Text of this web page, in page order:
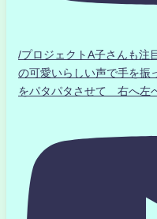
/プロジェクトA子さんも
の可愛いらしい声で手を
をパタパタさせて 右へ左